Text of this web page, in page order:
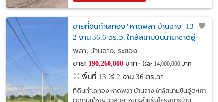
ขายที่ดินทำเลทอง "หาดพลา บ้านฉาง" 13 ไร่
2 งาน 36.6 ตร.ว. ใกล้สนามบินนานาชาติอู่
ตะเภา ติดถนนใหญ่ วิวสวย
พลา, บ้านฉาง, ระยอง
ขาย: 190,260,000บาท ไร่ละ 14,000,000 บาท
พื้นที่ 13 ไร่ 2 งาน 36 ตร.วา
ที่ดินทำเลทอง หาดพลา บ้านฉาง ใกล้สนามบินอู่ตะเภา
ติดถนนใหญ่ วิวสวย เหมาะสำหรับโครงการบ้าน